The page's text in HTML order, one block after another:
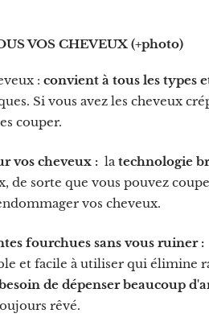
VOS CHEVEUX (+photo)
:convient à tous les types
Si vous avez les cheveux
couper.
vos cheveux : latechnologie
de sorte que vous pouvez
vos cheveux.
fourchues sans vous ruiner :
et facile à utiliser qui élimine
de dépenser beaucoup
rêvé.